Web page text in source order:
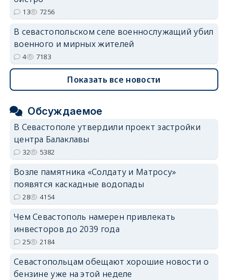
13 7256
В севастопольском селе военнослужащий убил
военного и мирных жителей
4 7183
Показать все новости
Обсуждаемое
В Севастополе утвердили проект застройки
центра Балаклавы
32 5382
Возле памятника «Солдату и Матросу»
появятся каскадные водопады
28 4154
Чем Севастополь намерен привлекать
инвесторов до 2039 года
25 2184
Севастопольцам обещают хорошие новости о
бензине уже на этой неделе